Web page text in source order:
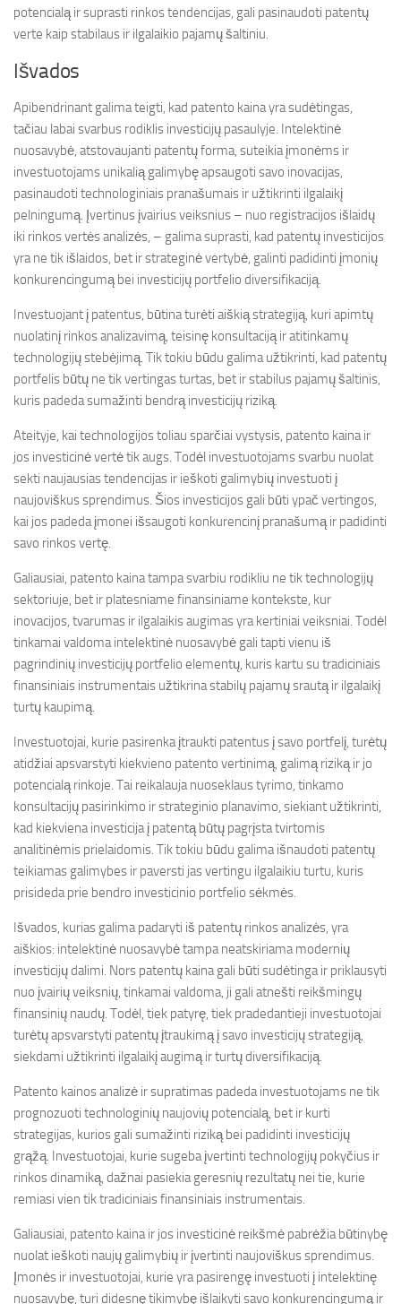
potencialą ir suprasti rinkos tendencijas, gali pasinaudoti patentų
verte kaip stabilaus ir ilgalaikio pajamų šaltiniu.
Išvados
Apibendrinant galima teigti, kad patento kaina yra sudėtingas,
tačiau labai svarbus rodiklis investicijų pasaulyje. Intelektinė
nuosavybė, atstovaujanti patentų forma, suteikia įmonėms ir
investuotojams unikalią galimybę apsaugoti savo inovacijas,
pasinaudoti technologiniais pranašumais ir užtikrinti ilgalaikį
pelningumą. Įvertinus įvairius veiksnius – nuo registracijos išlaidų
iki rinkos vertės analizės, – galima suprasti, kad patentų investicijos
yra ne tik išlaidos, bet ir strateginė vertybė, galinti padidinti įmonių
konkurencingumą bei investicijų portfelio diversifikaciją.
Investuojant į patentus, būtina turėti aiškią strategiją, kuri apimtų
nuolatinį rinkos analizavimą, teisinę konsultaciją ir atitinkamų
technologijų stebėjimą. Tik tokiu būdu galima užtikrinti, kad patentų
portfelis būtų ne tik vertingas turtas, bet ir stabilus pajamų šaltinis,
kuris padeda sumažinti bendrą investicijų riziką.
Ateityje, kai technologijos toliau sparčiai vystysis, patento kaina ir
jos investicinė vertė tik augs. Todėl investuotojams svarbu nuolat
sekti naujausias tendencijas ir ieškoti galimybių investuoti į
naujoviškus sprendimus. Šios investicijos gali būti ypač vertingos,
kai jos padeda įmonei išsaugoti konkurencinį pranašumą ir padidinti
savo rinkos vertę.
Galiausiai, patento kaina tampa svarbiu rodikliu ne tik technologijų
sektoriuje, bet ir platesniame finansiniame kontekste, kur
inovacijos, tvarumas ir ilgalaikis augimas yra kertiniai veiksniai. Todėl
tinkamai valdoma intelektinė nuosavybė gali tapti vienu iš
pagrindinių investicijų portfelio elementų, kuris kartu su tradiciniais
finansiniais instrumentais užtikrina stabilų pajamų srautą ir ilgalaikį
turtų kaupimą.
Investuotojai, kurie pasirenka įtraukti patentus į savo portfelį, turėtų
atidžiai apsvarstyti kiekvieno patento vertinimą, galimą riziką ir jo
potencialą rinkoje. Tai reikalauja nuoseklaus tyrimo, tinkamo
konsultacijų pasirinkimo ir strateginio planavimo, siekiant užtikrinti,
kad kiekviena investicija į patentą būtų pagrįsta tvirtomis
analitinėmis prielaidomis. Tik tokiu būdu galima išnaudoti patentų
teikiamas galimybes ir paversti jas vertingu ilgalaikiu turtu, kuris
prisideda prie bendro investicinio portfelio sėkmės.
Išvados, kurias galima padaryti iš patentų rinkos analizės, yra
aiškios: intelektinė nuosavybė tampa neatskiriama modernių
investicijų dalimi. Nors patentų kaina gali būti sudėtinga ir priklausyti
nuo įvairių veiksnių, tinkamai valdoma, ji gali atnešti reikšmingų
finansinių naudų. Todėl, tiek patyrę, tiek pradedantieji investuotojai
turėtų apsvarstyti patentų įtraukimą į savo investicijų strategiją,
siekdami užtikrinti ilgalaikį augimą ir turtų diversifikaciją.
Patento kainos analizė ir supratimas padeda investuotojams ne tik
prognozuoti technologinių naujovių potencialą, bet ir kurti
strategijas, kurios gali sumažinti riziką bei padidinti investicijų
grąžą. Investuotojai, kurie sugeba įvertinti technologijų pokyčius ir
rinkos dinamiką, dažnai pasiekia geresnių rezultatų nei tie, kurie
remiasi vien tik tradiciniais finansiniais instrumentais.
Galiausiai, patento kaina ir jos investicinė reikšmė pabrėžia būtinybę
nuolat ieškoti naujų galimybių ir įvertinti naujoviškus sprendimus.
Įmonės ir investuotojai, kurie yra pasirengę investuoti į intelektinę
nuosavybę, turi didesnę tikimybę išlaikyti savo konkurencingumą ir